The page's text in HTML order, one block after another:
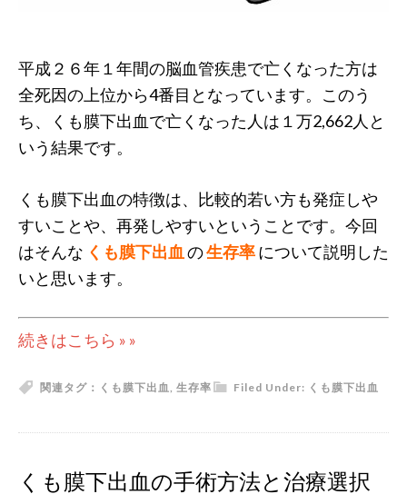
平成２６年１年間の脳血管疾患で亡くなった方は
全死因の上位から4番目となっています。このう
ち、くも膜下出血で亡くなった人は１万2,662人と
いう結果です。
くも膜下出血の特徴は、比較的若い方も発症しや
すいことや、再発しやすいということです。今回
はそんな くも膜下出血 の生存率について説明した
いと思います。
続きはこちら » »
Filed Under: くも膜下出血
関連タグ： くも膜下出血 生存率
くも膜下出血の手術方法と治療選択